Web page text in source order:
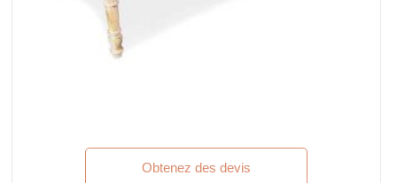
Obtenez des devis